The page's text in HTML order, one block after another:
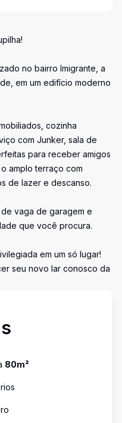
no bairro Imigrante, a
em um edifício moderno
cozinha
com Junker, sala de
para receber amigos
amplo terraço com
de lazer e descanso.
vaga de garagem e
que você procura.
em um só lugar!
seu novo lar conosco da
80m²
s